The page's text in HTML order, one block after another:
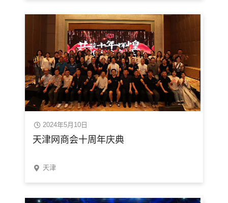
2024年5月10日
天津网商会十周年庆典
天津